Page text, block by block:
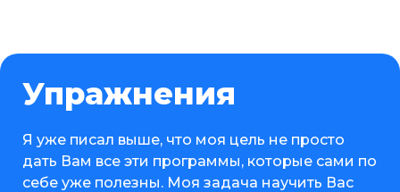
Упражнения
Я уже писал выше, что моя цель не просто
дать Вам все эти программы, которые сами по
себе уже полезны. Моя задача научить Вас